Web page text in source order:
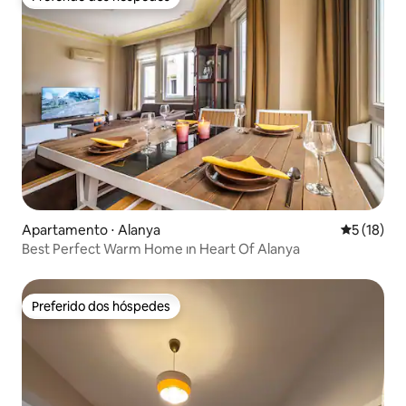
Preferido dos hóspedes
Apartamento ⋅ Alanya 5 de uma
5 (18)
Best Perfect Warm Home ın Heart Of Alanya
Preferido dos hóspedes
Preferido dos hóspedes